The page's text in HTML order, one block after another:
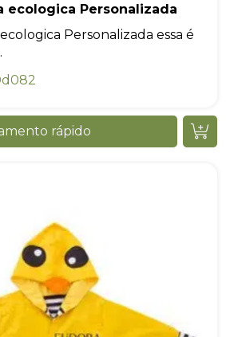
ecologica Personalizada
Personalizada essa é
rápido